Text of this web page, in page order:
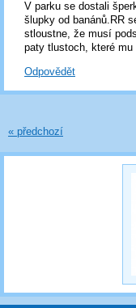
V parku se dostali
šlupky od banánů.RR
stloustne, že musí
paty tlustoch, které mu
Odpovědět
« předchozí